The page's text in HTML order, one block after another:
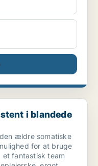
vagter, fo...
i blandede
ældre somatiske
for at bruge
et fantastisk team